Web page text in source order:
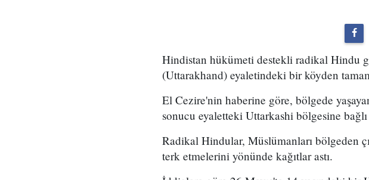
Hindistan hükümeti destekli radikal Hindu
(Uttarakhand) eyaletindeki bir köyden
El Cezire'nin haberine göre, bölgede
sonucu eyaletteki Uttarkashi bölgesine
Radikal Hindular, Müslümanları bölgeden
terk etmelerini yönünde kağıtlar astı.